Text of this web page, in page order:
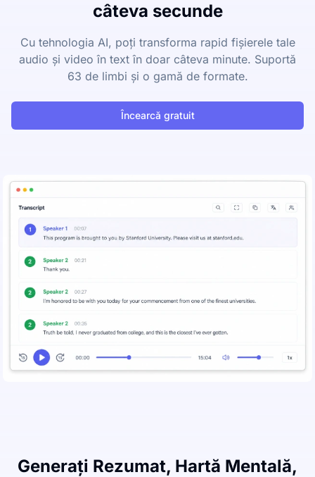
câteva secunde
Cu tehnologia AI, poți transforma rapid fișierele tale
audio și video în text în doar câteva minute. Suportă
63 de limbi și o gamă de formate.
Încearcă gratuit
Generați Rezumat, Hartă Mentală,